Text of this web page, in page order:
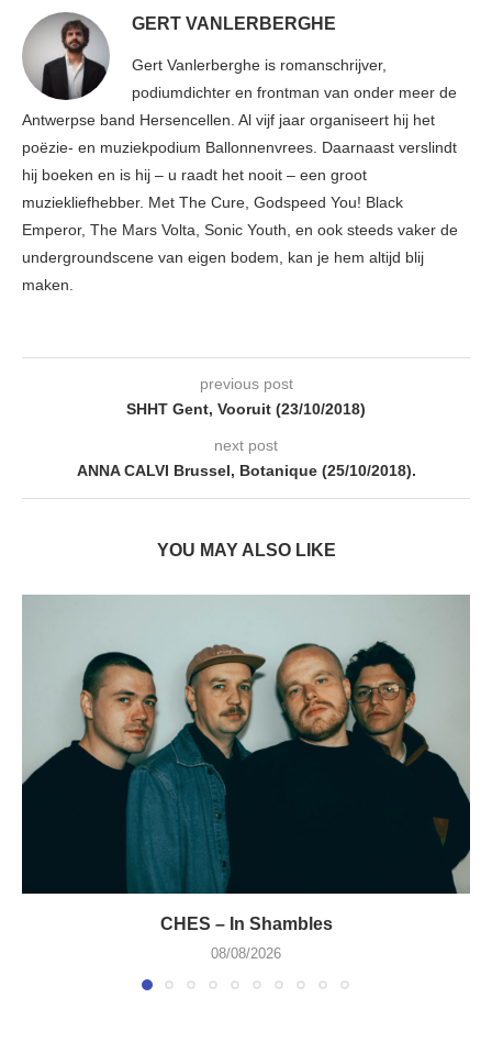
GERT VANLERBERGHE
Gert Vanlerberghe is romanschrijver,
podiumdichter en frontman van onder meer de
Antwerpse band Hersencellen. Al vijf jaar organiseert hij het
poëzie- en muziekpodium Ballonnenvrees. Daarnaast verslindt
hij boeken en is hij – u raadt het nooit – een groot
muziekliefhebber. Met The Cure, Godspeed You! Black
Emperor, The Mars Volta, Sonic Youth, en ook steeds vaker de
undergroundscene van eigen bodem, kan je hem altijd blij
maken.
previous post
SHHT Gent, Vooruit (23/10/2018)
next post
ANNA CALVI Brussel, Botanique (25/10/2018).
YOU MAY ALSO LIKE
CHES – In Shambles
08/08/2026